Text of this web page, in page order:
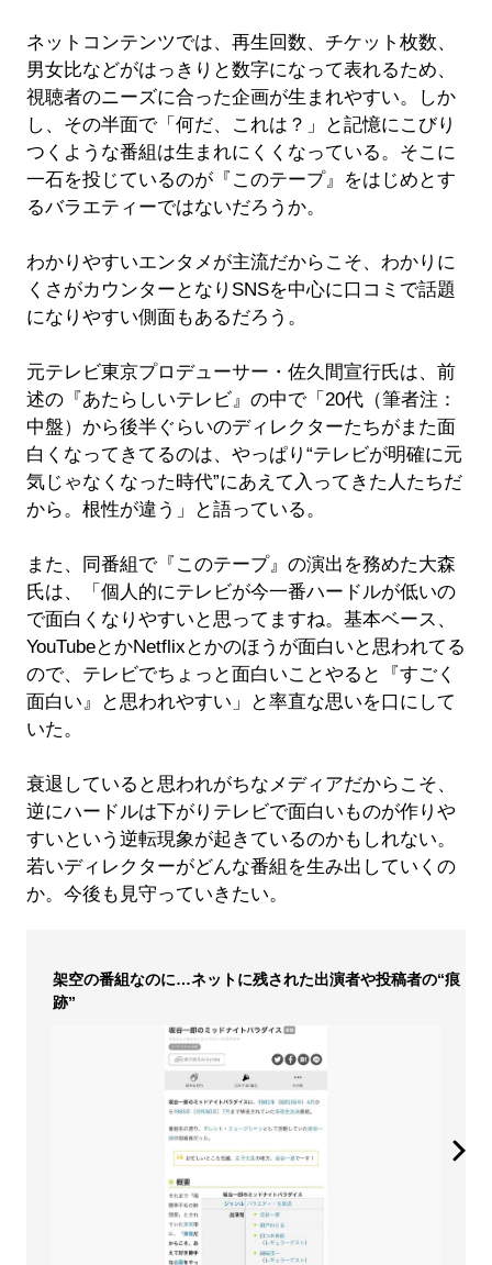
ネットコンテンツでは、再生回数、チケット枚数、
男女比などがはっきりと数字になって表れるため、
視聴者のニーズに合った企画が生まれやすい。しか
し、その半面で「何だ、これは？」と記憶にこびり
つくような番組は生まれにくくなっている。そこに
一石を投じているのが『このテープ』をはじめとす
るバラエティーではないだろうか。
わかりやすいエンタメが主流だからこそ、わかりに
くさがカウンターとなりSNSを中心に口コミで話題
になりやすい側面もあるだろう。
元テレビ東京プロデューサー・佐久間宣行氏は、前
述の『あたらしいテレビ』の中で「20代（筆者注：
中盤）から後半ぐらいのディレクターたちがまた面
白くなってきてるのは、やっぱり“テレビが明確に元
気じゃなくなった時代”にあえて入ってきた人たちだ
から。根性が違う」と語っている。
また、同番組で『このテープ』の演出を務めた大森
氏は、「個人的にテレビが今一番ハードルが低いの
で面白くなりやすいと思ってますね。基本ベース、
YouTubeとかNetflixとかのほうが面白いと思われてる
ので、テレビでちょっと面白いことやると『すごく
面白い』と思われやすい」と率直な思いを口にして
いた。
衰退していると思われがちなメディアだからこそ、
逆にハードルは下がりテレビで面白いものが作りや
すいという逆転現象が起きているのかもしれない。
若いディレクターがどんな番組を生み出していくの
か。今後も見守っていきたい。
架空の番組なのに…ネットに残された出演者や投稿者の“痕
跡”